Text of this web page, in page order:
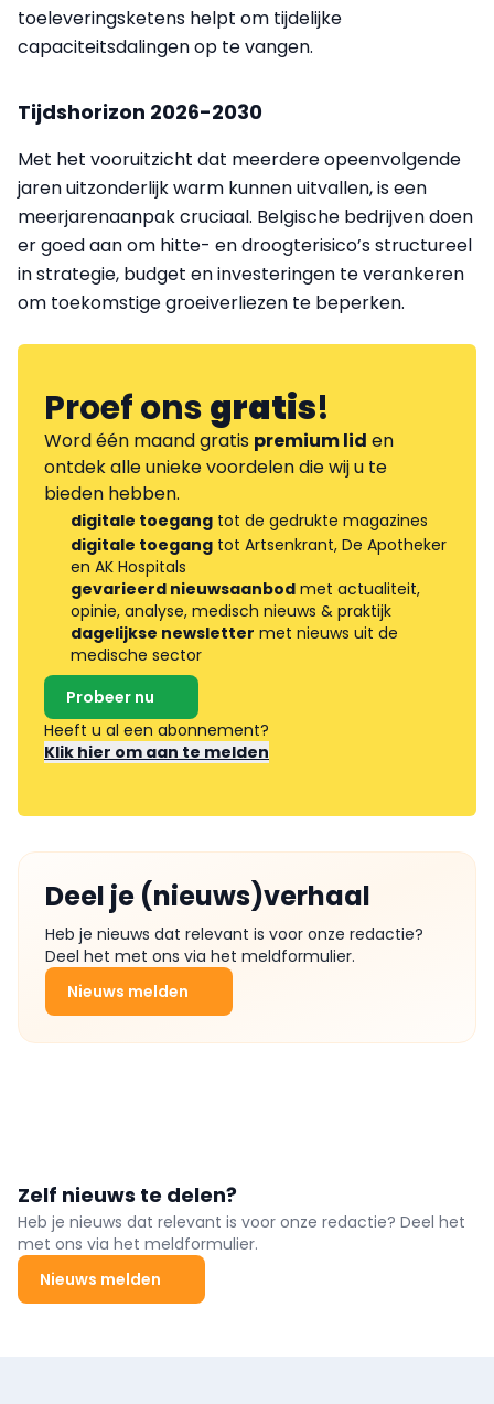
toeleveringsketens helpt om tijdelijke
capaciteitsdalingen op te vangen.
Tijdshorizon 2026-2030
Met het vooruitzicht dat meerdere opeenvolgende
jaren uitzonderlijk warm kunnen uitvallen, is een
meerjarenaanpak cruciaal. Belgische bedrijven doen
er goed aan om hitte- en droogterisico’s structureel
in strategie, budget en investeringen te verankeren
om toekomstige groeiverliezen te beperken.
Proef onsgratis!
Word één maand gratis premium lid en
ontdek alle unieke voordelen die wij u te
bieden hebben.
digitale toegang tot de gedrukte magazines
digitale toegang tot Artsenkrant, De Apotheker
en AK Hospitals
gevarieerd nieuwsaanbod met actualiteit,
opinie, analyse, medisch nieuws & praktijk
dagelijkse newsletter met nieuws uit de
medische sector
Probeer nu
Heeft u al een abonnement?
Klik hier om aan te melden
Deel je (nieuws)verhaal
Heb je nieuws dat relevant is voor onze redactie?
Deel het met ons via het meldformulier.
Nieuws melden
Zelf nieuws te delen?
Heb je nieuws dat relevant is voor onze redactie? Deel het
met ons via het meldformulier.
Nieuws melden